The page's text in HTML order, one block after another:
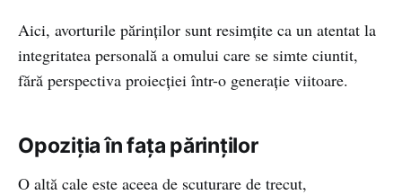
Aici, avorturile părinților sunt resimțite ca un atentat la
integritatea personală a omului care se simte ciuntit,
fără perspectiva proiecției într-o generație viitoare.
Opoziția în fața părinților
O altă cale este aceea de scuturare de trecut,